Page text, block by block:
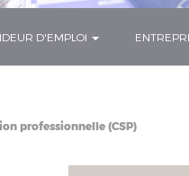
D'EMPLOI
professionnelle (CSP)